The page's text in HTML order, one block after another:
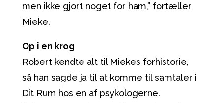
men ikke gjort noget for ham,” fortæller
Mieke.
Op i en krog
Robert kendte alt til Miekes forhistorie,
så han sagde ja til at komme til samtaler i
Dit Rum hos en af psykologerne.